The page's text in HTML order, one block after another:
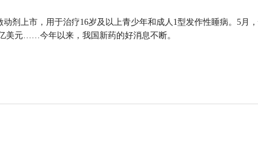
剂上市，用于治疗16岁及以上青少年和成人1型发作性睡病。5月
美元……今年以来，我国新药的好消息不断。